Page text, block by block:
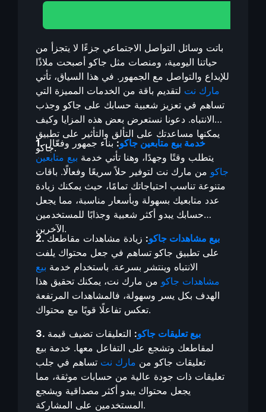
باتت وسائل التواصل الاجتماعي جزءًا لا يتجزأ من
حياتنا اليومية، ومنصات مثل جاكو أصبحت ملاذًا
للإبداع والتواصل مع الجمهور. في هذا السياق، تأتي
مارك نت لتقديم باقة من الخدمات المميزة التي
تساهم في تعزيز شعبية حسابك على جاكو وجذب
الانتباه. دعونا نستعرض بعض هذه المزايا وكيف
يمكنها مساعدتك على التألق والتأثير على تطبيق
جاكو.
1. خدمة بيع متابعين جاكو:بناء جمهور وفعّال
يتطلب وقتًا وجهدًا، وهنا تأتي خدمة بيع متابعين
جاكو من مارك نت لتوفير حلاً سريعًا وفعالًا. باقات
متنوعة تناسب احتياجاتك تمامًا، حيث يمكنك زيادة
عدد متابعيك بسهولة وبأسعار مناسبة، مما يجعل
حسابك يبدو أكثر شعبية وجذابًا للمستخدمين
الآخرين.
2.
بيع مشاهدات جاكو: زيادة مشاهدات مقاطعك
على تطبيق جاكو تساهم في جعل محتواك يلفت
الانتباه وينتشر بسرعة. باستخدام خدمة بيع
مشاهدات جاكو من مارك نت، يمكنك تحقيق هذا
الهدف بكل يسر وسهولة، فالمشاهدات المرتفعة
تعكس تفاعلًا قويًا مع محتواك.
3.
بيع تعليقات جاكو: التعليقات تضيف قيمة
لمقاطعك وتشجع على التفاعل معها. خدمة بيع
تعليقات جاكو من مارك نت تساهم في جلب
تعليقات ذات جودة عالية من حسابات موثقة، مما
يجعل محتواك يبدو أكثر مصداقية ويشجع
المستخدمين على المشاركة.